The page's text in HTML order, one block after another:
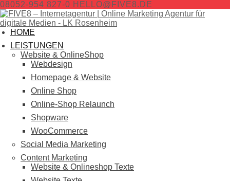
08052-954 827-0 HELLO@FIVE8.DE
HOME
LEISTUNGEN
Website & OnlineShop
Webdesign
Homepage & Website
Online Shop
Online-Shop Relaunch
Shopware
WooCommerce
Social Media Marketing
Content Marketing
Website & Onlineshop Texte